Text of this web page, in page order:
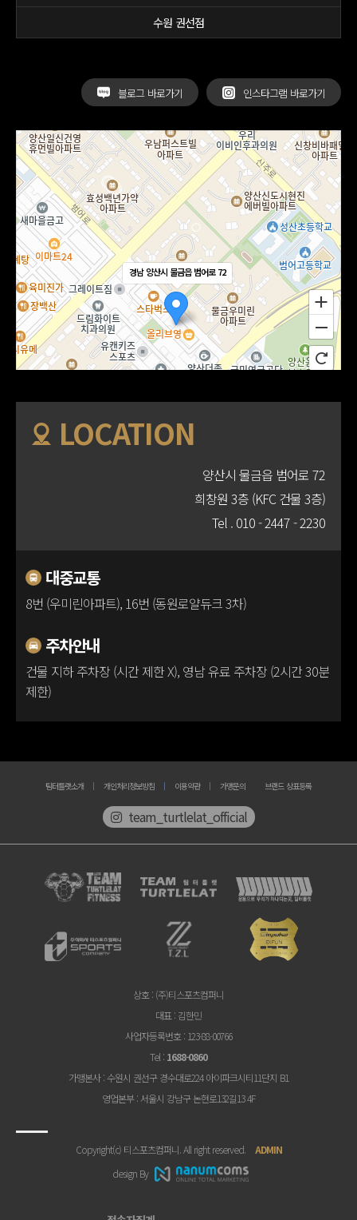
수원 권선점
인스타그램 바로가기
블로그 바로가기
경남 양산시 물금읍 범어로 72
100m
LOCATION
양산시 물금읍 범어로 72
희창원 3층 (KFC 건물 3층)
Tel . 010 - 2447 - 2230
대중교통
8번 (우미린아파트), 16번 (동원로얄듀크 3차)
주차안내
건물 지하 주차장 (시간 제한 X), 영남 유료 주차장 (2시간 30분
제한)
팀터틀랫소개 개인처리정보방침 이용약관 가맹문의 브랜드 상표등록
team_turtlelat_official
상호 : (주)티스포츠컴퍼니
대표 : 김한민
사업자등록번호 : 123-88-00766
Tel : 1688-0860
가맹본사: 수원시 권선구 경수대로224 아이파크시티11단지 B1
영업본부: 서울시 강남구 논현로132길13 4F
Copyright(c) 티스포츠컴퍼니. All right reserved. ADMIN
design By